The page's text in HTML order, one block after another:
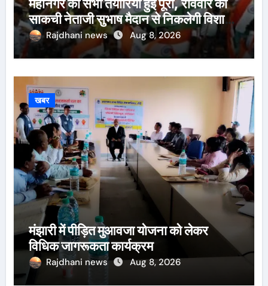
महानगर की सभी तैयारियां हुई पूरी, रविवार को
साकची नेताजी सुभाष मैदान से निकलेगी विशाल
तिरंगा यात्रा
Rajdhani news Aug 8, 2026
खबर
मंझारी में पीड़ित मुआवजा योजना को लेकर
विधिक जागरूकता कार्यक्रम
Rajdhani news Aug 8, 2026